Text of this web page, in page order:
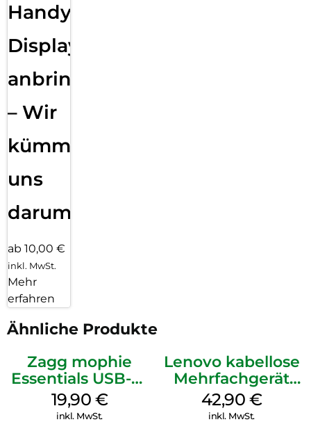
Handy
Displayfolie
anbringen
– Wir
kümmern
uns
darum!
ab 10,00 €
inkl. MwSt.
Mehr
erfahren
Ähnliche Produkte
Zagg mophie
Essentials USB-C-
20W Charger PD
Weiß
19,90 €
inkl. MwSt.
Lenovo kabellose
Mehrfachgerät
Luna Grey
42,90 €
inkl. MwSt.